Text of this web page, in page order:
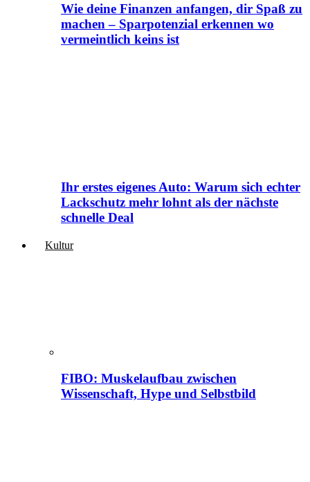
Wie deine Finanzen anfangen, dir Spaß zu
machen – Sparpotenzial erkennen wo
vermeintlich keins ist
Ihr erstes eigenes Auto: Warum sich echter
Lackschutz mehr lohnt als der nächste
schnelle Deal
Kultur
FIBO: Muskelaufbau zwischen
Wissenschaft, Hype und Selbstbild